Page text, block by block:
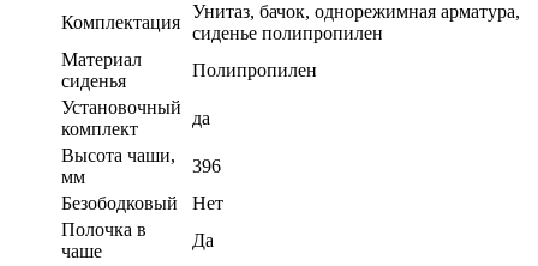
Комплектация
Унитаз, бачок, однорежимная арматура,
сиденье полипропилен
Материал
сиденья
Полипропилен
Установочный
комплект
да
Высота чаши,
мм
396
Безободковый
Нет
Полочка в
чаше
Да